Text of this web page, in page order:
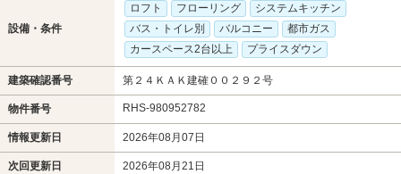
設備・条件
ロフト フローリング
システムキッチン
バス・トイレ別
バルコニー
都市ガス
カースペース2台以上
プライスダウン
建築確認番号 第２４ＫＡＫ建確００２９２号
物件番号 RHS-980952782
情報更新日 2026年08月07日
次回更新日 2026年08月21日